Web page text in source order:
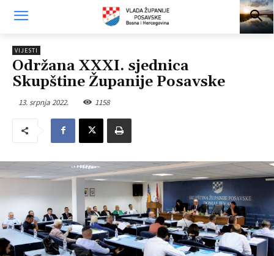
VIJESTI
Održana XXXI. sjednica
Skupštine Županije Posavske
13. srpnja 2022. 1158